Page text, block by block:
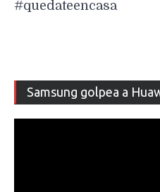
#quedateencasa
Samsung golpea a